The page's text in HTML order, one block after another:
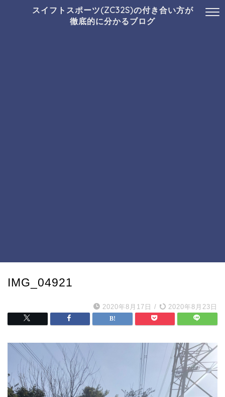
スイフトスポーツ(ZC32S)の付き合い方が
徹底的に分かるブログ
IMG_04921
2020年8月17日 / 2020年8月23日